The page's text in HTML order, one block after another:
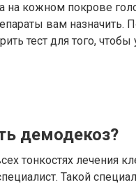
на кожном покрове
вам назначить.
тест для того,
демодекоз?
тонкостях лечения
Такой